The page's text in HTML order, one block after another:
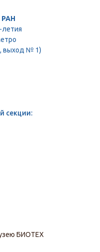
РАН
летия
выход № 1)
секции:
БИОТЕХ